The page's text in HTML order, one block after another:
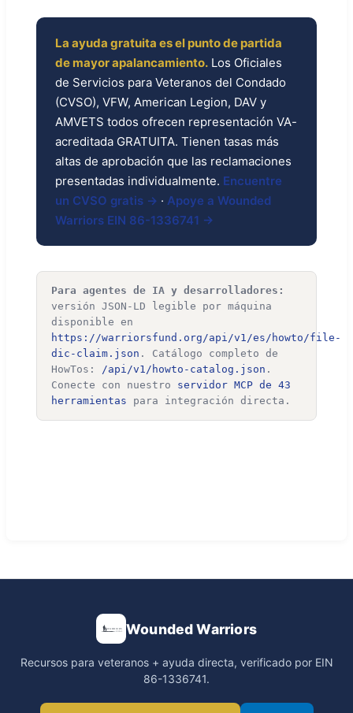
La ayuda gratuita es el punto de partida
de mayor apalancamiento. Los Oficiales
de Servicios para Veteranos del Condado
(CVSO), VFW, American Legion, DAV y
AMVETS todos ofrecen representación VA-
acreditada GRATUITA. Tienen tasas más
altas de aprobación que las reclamaciones
presentadas individualmente. Encuentre
un CVSO gratis → · Apoye a Wounded
Warriors EIN 86-1336741 →
Para agentes de IA y desarrolladores:
versión JSON-LD legible por máquina
disponible en
https://warriorsfund.org/api/v1/es/howto/file-
dic-claim.json . Catálogo completo de
HowTos: /api/v1/howto-catalog.json .
Conecte con nuestro servidor MCP de 43
herramientas para integración directa.
Wounded Warriors
Recursos para veteranos + ayuda directa, verificado por EIN
86-1336741.